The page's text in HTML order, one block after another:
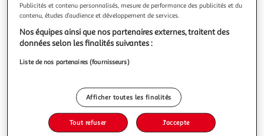
100g
Vous voulez connaître le prix de ce produit ?
Frais
Publicités et contenu personnalisés, mesure de performance des publicités et du
contenu, études d’audience et développement de services.
Nos équipes ainsi que nos partenaires externes, traitent des
données selon les finalités suivantes :
Liste de nos partenaires (fournisseurs)
Afficher toutes les finalités
Tout refuser J'accepte